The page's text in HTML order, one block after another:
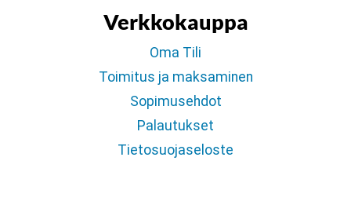
Verkkokauppa
Oma Tili
Toimitus ja maksaminen
Sopimusehdot
Palautukset
Tietosuojaseloste